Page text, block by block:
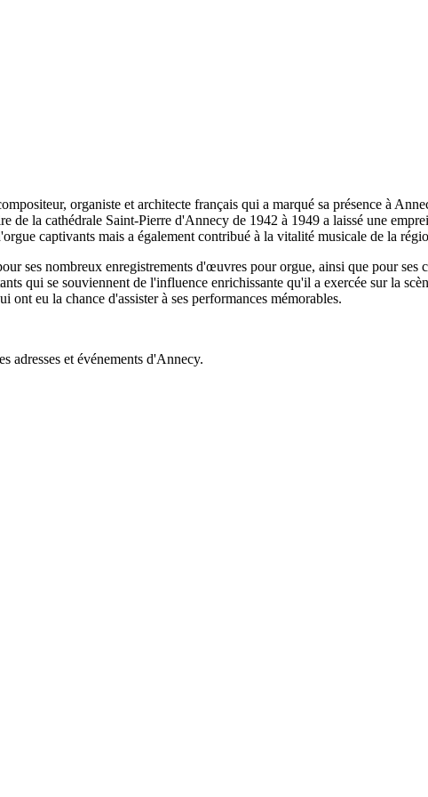
organiste et architecte français qui a marqué sa présence à
de la cathédrale Saint-Pierre d'Annecy de 1942 à 1949 a laissé une
captivants mais a également contribué à la vitalité musicale de la
ses nombreux enregistrements d'œuvres pour orgue, ainsi que pour
qui se souviennent de l'influence enrichissante qu'il a exercée sur la
eu la chance d'assister à ses performances mémorables.
adresses et événements d'Annecy.